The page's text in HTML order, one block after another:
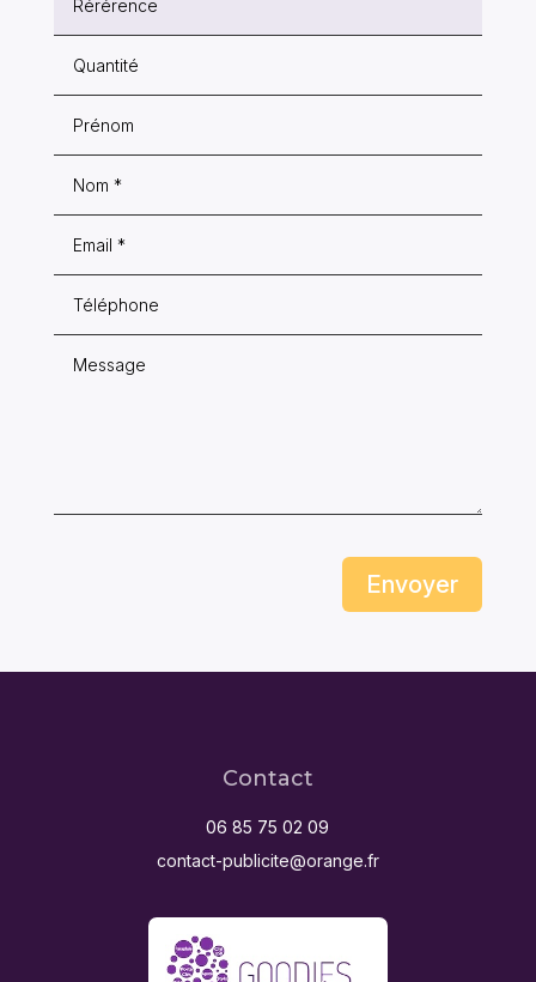
Envoyer
Contact
06 85 75 02 09
contact-publicite@orange.fr